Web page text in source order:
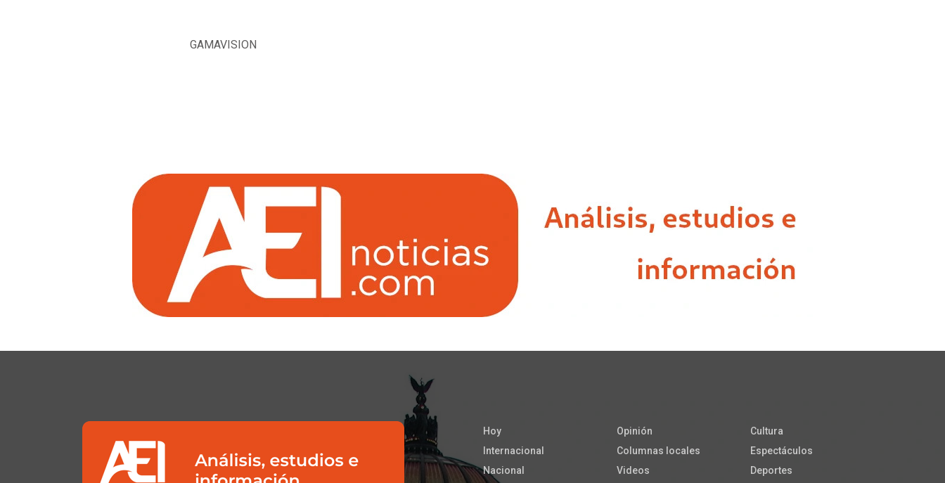
GAMAVISION
Hoy
Internacional
Nacional
Opinión
Columnas locales
Videos
Cultura
Espectáculos
Deportes